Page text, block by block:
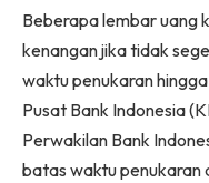
Beberapa lembar uang
kenangan jika tidak
waktu penukaran hingga
Pusat Bank Indonesia
Perwakilan Bank
batas waktu penukaran